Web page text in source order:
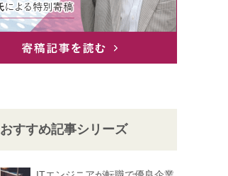
おすすめ記事シリーズ